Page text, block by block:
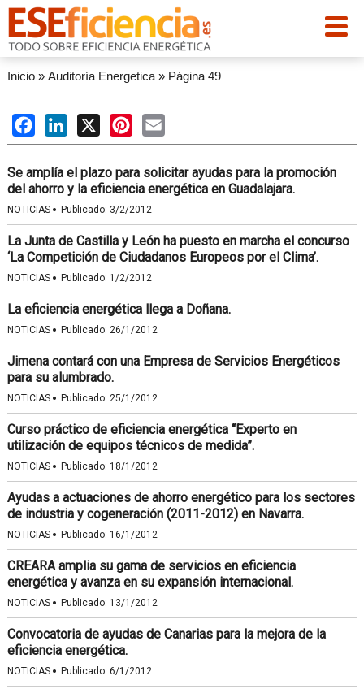
Inicio» Auditoría Energetica» Página 49
FacebookLinkedIn
X PinterestEmail
Se amplía el plazo para solicitar ayudas para la promoción
del ahorro y la eficiencia energética en Guadalajara.
NOTICIAS · Publicado: 3/2/2012
La Junta de Castilla y León ha puesto en marcha el concurso
‘La Competición de Ciudadanos Europeos por el Clima’.
NOTICIAS · Publicado: 1/2/2012
La eficiencia energética llega a Doñana.
NOTICIAS · Publicado: 26/1/2012
Jimena contará con una Empresa de Servicios Energéticos
para su alumbrado.
NOTICIAS · Publicado: 25/1/2012
Curso práctico de eficiencia energética “Experto en
utilización de equipos técnicos de medida”.
NOTICIAS · Publicado: 18/1/2012
Ayudas a actuaciones de ahorro energético para los sectores
de industria y cogeneración (2011-2012) en Navarra.
NOTICIAS · Publicado: 16/1/2012
CREARA amplia su gama de servicios en eficiencia
energética y avanza en su expansión internacional.
NOTICIAS · Publicado: 13/1/2012
Convocatoria de ayudas de Canarias para la mejora de la
eficiencia energética.
NOTICIAS · Publicado: 6/1/2012